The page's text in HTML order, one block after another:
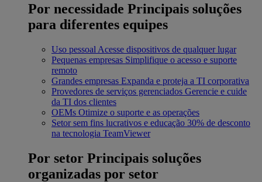
Por necessidade Principais soluções
para diferentes equipes
Uso pessoal Acesse dispositivos de qualquer lugar
Pequenas empresas Simplifique o acesso e suporte
remoto
Grandes empresas Expanda e proteja a TI corporativa
Provedores de serviços gerenciados Gerencie e cuide
da TI dos clientes
OEMs Otimize o suporte e as operações
Setor sem fins lucrativos e educação 30% de desconto
na tecnologia TeamViewer
Por setor Principais soluções
organizadas por setor